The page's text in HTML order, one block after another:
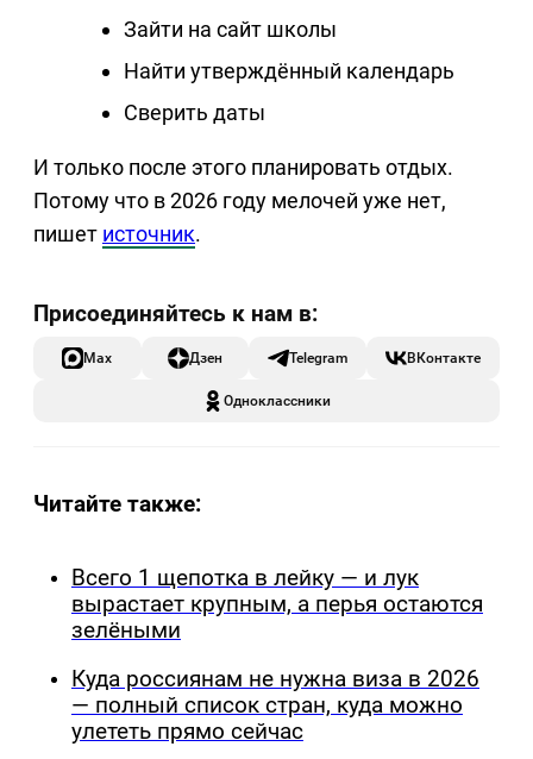
Зайти на сайт школы
Найти утверждённый календарь
Сверить даты
И только после этого планировать отдых.
Потому что в 2026 году мелочей уже нет,
пишет источник.
Max Дзен Telegram ВКонтакте
Одноклассники
Читайте также:
Всего 1 щепотка в лейку — и лук
вырастает крупным, а перья остаются
зелёными
Куда россиянам не нужна виза в 2026
— полный список стран, куда можно
улететь прямо сейчас